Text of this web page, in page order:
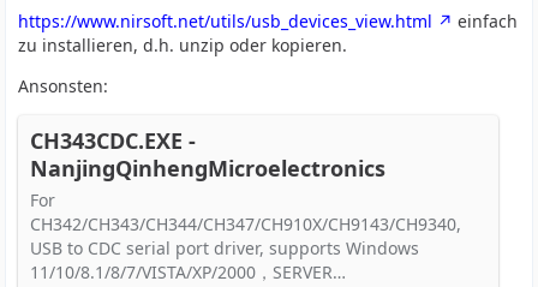
https://www.nirsoft.net/utils/usb_devices_view.html
einfach
zu installieren, d.h. unzip oder kopieren.
Ansonsten:
CH343CDC.EXE -
NanjingQinhengMicroelectronics
For
CH342/CH343/CH344/CH347/CH910X/CH9143/CH9340,
USB to CDC serial port driver, supports Windows
11/10/8.1/8/7/VISTA/XP/2000，SERVER…